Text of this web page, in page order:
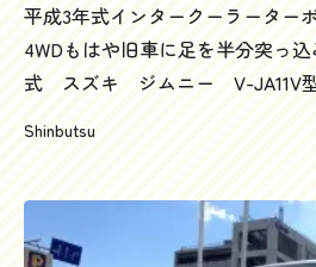
のもなかなかいいもんです。そん
ンプレッション。このデミオを
と、いやーこれいいな～！！っ
っぴり驚き！最近のマツダの小
ッソとかヴィッツなどとは、基
だわりの違いみたいなものが伝わ
平成3年式インタークーラータ
4WDもはや旧車に足を半分突っ
式 スズキ ジムニー V-JA11V型
れるモデルで、インタークーラ
査定出ました（笑）海老名まで
はいきません！やりすぎた感があ
Shinbutsu